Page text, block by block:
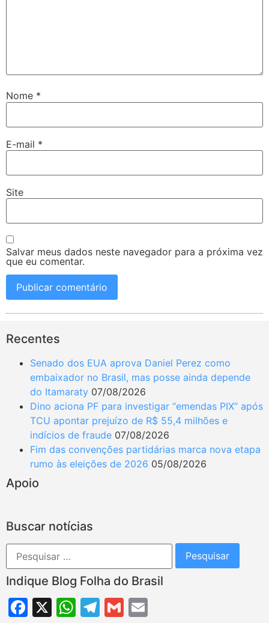
Nome *
E-mail *
Site
Salvar meus dados neste navegador para a próxima vez
que eu comentar.
Recentes
Senado dos EUA aprova Daniel Perez como
embaixador no Brasil, mas posse ainda depende
do Itamaraty 07/08/2026
Dino aciona PF para investigar “emendas PIX” após
TCU apontar prejuízo de R$ 55,4 milhões e
indícios de fraude 07/08/2026
Fim das convenções partidárias marca nova etapa
rumo às eleições de 2026 05/08/2026
Apoio
Buscar notícias
Indique Blog Folha do Brasil
Facebook
X WhatsApp
Telegram
Gmail